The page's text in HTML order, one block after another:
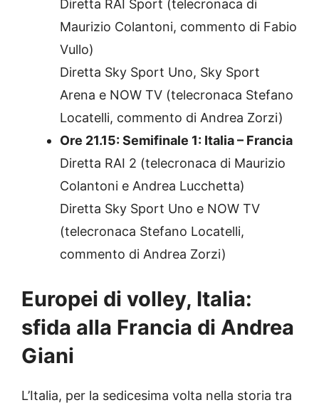
Diretta RAI Sport (telecronaca di
Maurizio Colantoni, commento di Fabio
Vullo)
Diretta Sky Sport Uno, Sky Sport
Arena e NOW TV (telecronaca Stefano
Locatelli, commento di Andrea Zorzi)
Ore 21.15: Semifinale 1: Italia – Francia
Diretta RAI 2 (telecronaca di Maurizio
Colantoni e Andrea Lucchetta)
Diretta Sky Sport Uno e NOW TV
(telecronaca Stefano Locatelli,
commento di Andrea Zorzi)
Europei di volley, Italia:
sfida alla Francia di Andrea
Giani
L’Italia, per la sedicesima volta nella storia tra